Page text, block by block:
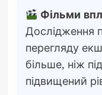
Фільми
Дослідження
перегляду
більше, ніж
підвищений